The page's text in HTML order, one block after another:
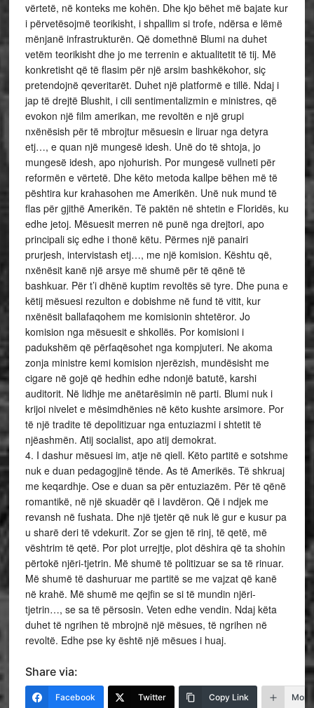
vërtetë, në konteks me kohën. Dhe kjo bëhet më bajate kur
i përvetësojmë teorikisht, i shpallim si trofe, ndërsa e lëmë
mënjanë infrastrukturën. Që domethnë Blumi na duhet
vetëm teorikisht dhe jo me terrenin e aktualitetit të tij. Më
konkretisht që të flasim për një arsim bashkëkohor, siç
pretendojnë qeveritarët. Duhet një platformë e tillë. Ndaj i
jap të drejtë Blushit, i cili sentimentalizmin e ministres, që
evokon një film amerikan, me revoltën e një grupi
nxënësish për të mbrojtur mësuesin e liruar nga detyra
etj…, e quan një mungesë idesh. Unë do të shtoja, jo
mungesë idesh, apo njohurish. Por mungesë vullneti për
reformën e vërtetë. Dhe këto metoda kallpe bëhen më të
pështira kur krahasohen me Amerikën. Unë nuk mund të
flas për gjithë Amerikën. Të paktën në shtetin e Floridës, ku
edhe jetoj. Mësuesit merren në punë nga drejtori, apo
principali siç edhe i thonë këtu. Përmes një panairi
prurjesh, intervistash etj…, me një komision. Kështu që,
nxënësit kanë një arsye më shumë për të qënë të
bashkuar. Për t’i dhënë kuptim revoltës së tyre. Dhe puna e
këtij mësuesi rezulton e dobishme në fund të vitit, kur
nxënësit ballafaqohem me komisionin shtetëror. Jo
komision nga mësuesit e shkollës. Por komisioni i
padukshëm që përfaqësohet nga kompjuteri. Ne akoma
zonja ministre kemi komision njerëzish, mundësisht me
cigare në gojë që hedhin edhe ndonjë batutë, karshi
auditorit. Në lidhje me anëtarësimin në parti. Blumi nuk i
krijoi nivelet e mësimdhënies në këto kushte arsimore. Por
të një tradite të depolitizuar nga entuziazmi i shtetit të
njëashmën. Atij socialist, apo atij demokrat.
4. I dashur mësuesi im, atje në qiell. Këto partitë e sotshme
nuk e duan pedagogjinë tënde. As të Amerikës. Të shkruaj
me keqardhje. Ose e duan sa për entuziazëm. Për të qënë
romantikë, në një skuadër që i lavdëron. Që i ndjek me
revansh në fushata. Dhe një tjetër që nuk lë gur e kusur pa
u sharë deri të vdekurit. Zor se gjen të rinj, të qetë, më
vështrim të qetë. Por plot urrejtje, plot dëshira që ta shohin
përtokë njëri-tjetrin. Më shumë të politizuar se sa të rinuar.
Më shumë të dashuruar me partitë se me vajzat që kanë
në krahë. Më shumë me qejfin se si të mundin njëri-
tjetrin…, se sa të përsosin. Veten edhe vendin. Ndaj këta
duhet të ngrihen të mbrojnë një mësues, të ngrihen në
revoltë. Edhe pse ky është një mësues i huaj.
Share via:
Facebook Twitter Copy Link More